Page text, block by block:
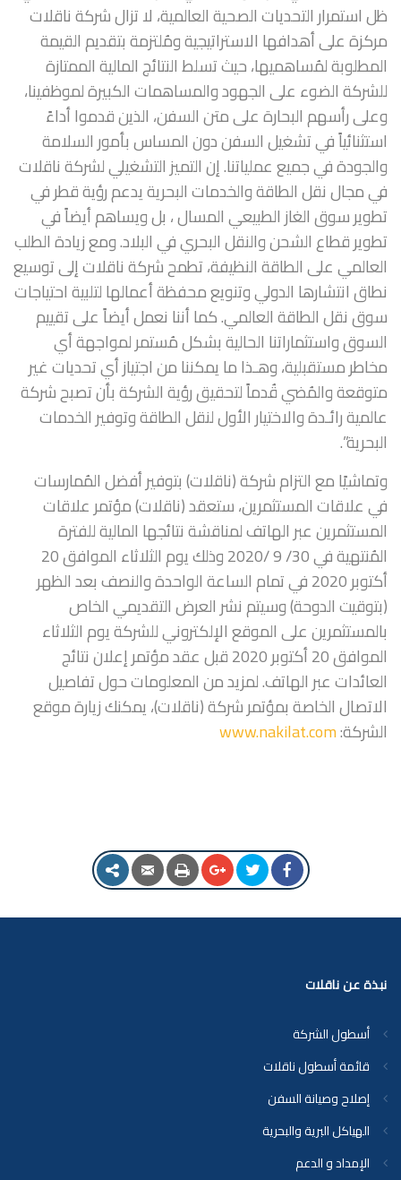
ظل استمرار التحديات الصحية العالمية، لا تزال شركة ناقلات
مركزة على أهدافها الاستراتيجية ومُلتزمة بتقديم القيمة
المطلوبة لمُساهميها، حيث تسلط النتائج المالية الممتازة
للشركة الضوء على الجهود والمساهمات الكبيرة لموظفينا،
وعلى رأسهم البحارة على متن السفن، الذين قدموا أداءً
استثنائياً في تشغيل السفن دون المساس بأمور السلامة
والجودة في جميع عملياتنا. إن التميز التشغيلي لشركة ناقلات
في مجال نقل الطاقة والخدمات البحرية يدعم رؤية قطر في
تطوير سوق الغاز الطبيعي المسال ، بل ويساهم أيضاً في
تطوير قطاع الشحن والنقل البحري في البلاد. ومع زيادة الطلب
العالمي على الطاقة النظيفة، تطمح شركة ناقلات إلى توسيع
نطاق انتشارها الدولي وتنويع محفظة أعمالها لتلبية احتياجات
سوق نقل الطاقة العالمي. كما أننا نعمل أيضاً على تقييم
السوق واستثماراتنا الحالية بشكل مُستمر لمواجهة أي
مخاطر مستقبلية، وهـذا ما يمكننا من اجتياز أي تحديات غير
متوقعة والمُضي قُدماً لتحقيق رؤية الشركة بأن تصبح شركة
عالمية رائـدة والاختيار الأول لنقل الطاقة وتوفير الخدمات
البحرية”.
وتماشيًا مع التزام شركة (ناقلات) بتوفير أفضل المُمارسات
في علاقات المستثمرين، ستعقد (ناقلات) مؤتمر علاقات
المستثمرين عبر الهاتف لمناقشة نتائجها المالية للفترة
المُنتهية في 30/ 9 /2020 وذلك يوم الثلاثاء الموافق 20
أكتوبر 2020 في تمام الساعة الواحدة والنصف بعد الظهر
(بتوقيت الدوحة) وسيتم نشر العرض التقديمي الخاص
بالمستثمرين على الموقع الإلكتروني للشركة يوم الثلاثاء
الموافق 20 أكتوبر 2020 قبل عقد مؤتمر إعلان نتائج
العائدات عبر الهاتف. لمزيد من المعلومات حول تفاصيل
الاتصال الخاصة بمؤتمر شركة (ناقلات)، يمكنك زيارة موقع
الشركة:www.nakilat.com
نبذة عن ناقلات
أسطول الشركة
قائمة أسطول ناقلات
إصلاح وصيانة السفن
الهياكل البرية والبحرية
الإمداد و الدعم